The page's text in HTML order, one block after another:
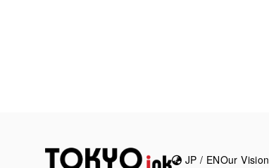
JP / ENOur Vision